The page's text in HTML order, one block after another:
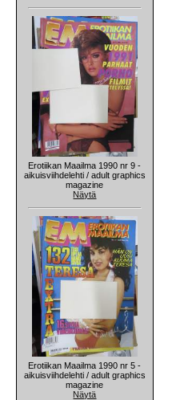
Erotiikan Maailma 1990 nr 9 -
aikuisviihdelehti / adult graphics
magazine
Näytä
Erotiikan Maailma 1990 nr 5 -
aikuisviihdelehti / adult graphics
magazine
Näytä